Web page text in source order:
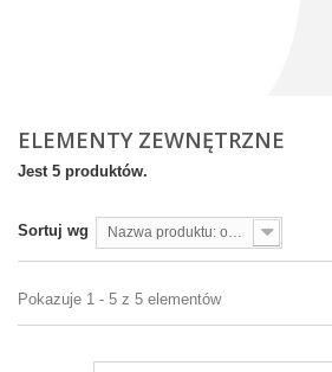
ELEMENTY ZEWNĘTRZNE
Jest 5 produktów.
Sortuj wg Nazwa produktu: od A do Z
Pokazuje 1 - 5 z 5 elementów